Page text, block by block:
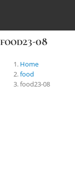
food23-08
Home
food
food23-08